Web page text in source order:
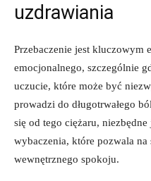
uzdrawiania
Przebaczenie jest kluczowym
emocjonalnego, szczególnie
uczucie, które może być
prowadzi do długotrwałego
się od tego ciężaru,
wybaczenia, które pozwala
wewnętrznego spokoju.